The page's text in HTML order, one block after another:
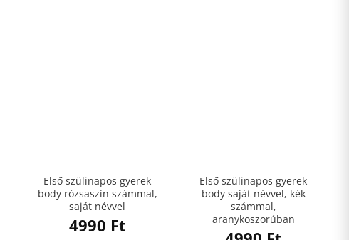
Első szülinapos gyerek
body rózsaszín számmal,
saját névvel
4990 Ft
Első szülinapos gyerek
body saját névvel, kék
számmal,
aranykoszorúban